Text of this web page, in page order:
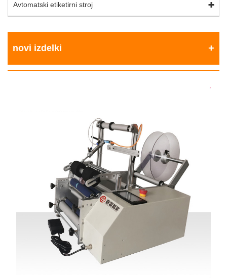
Avtomatski etiketirni stroj
novi izdelki